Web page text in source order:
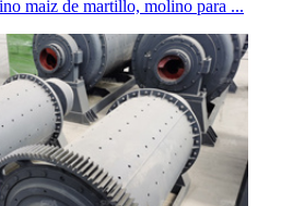
maiz de martillo, molino para ...